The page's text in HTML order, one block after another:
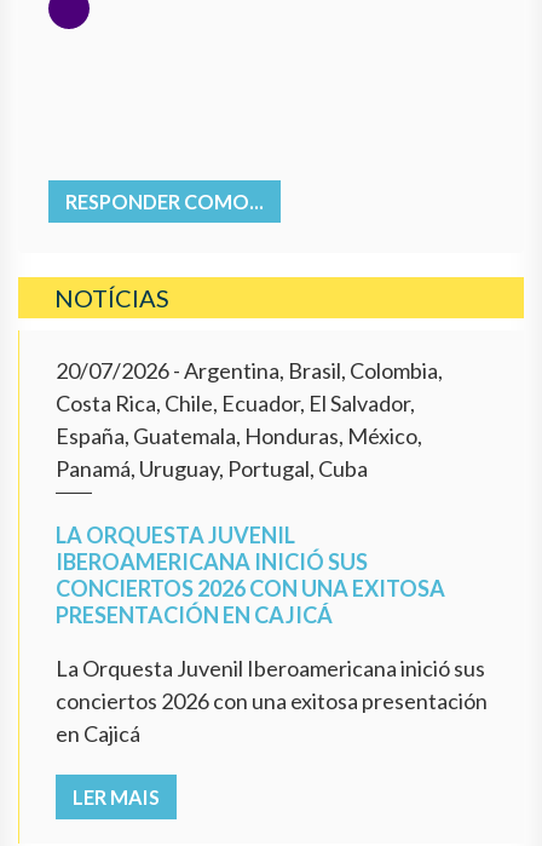
RESPONDER COMO...
NOTÍCIAS
20/07/2026- Argentina, Brasil, Colombia,
Costa Rica, Chile, Ecuador, El Salvador,
España, Guatemala, Honduras, México,
Panamá, Uruguay, Portugal, Cuba
LA ORQUESTA JUVENIL
IBEROAMERICANA INICIÓ SUS
CONCIERTOS 2026 CON UNA EXITOSA
PRESENTACIÓN EN CAJICÁ
La Orquesta Juvenil Iberoamericana inició sus
conciertos 2026 con una exitosa presentación
en Cajicá
LER MAIS